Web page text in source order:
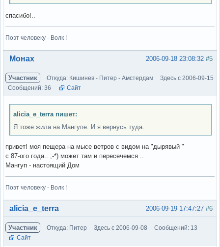
спасибо!..
Поэт человеку - Волк !
Вне форума #5
2006-09-18 23:08:32
Монах
Участник Откуда: Кишинев - Питер - Амстердам
Здесь с 2006-09-15
Сообщений: 36
Сайт
alicia_e_terra пишет:
Я тоже жила на Мангупе. И я вернусь туда.
привет! моя пещера на мысе ветров с видом на "дырявый "
с 87-ого года.. ;-*) может там и пересечемся ..
Мангуп - настоящий Дом
Поэт человеку - Волк !
Вне форума #6
2006-09-19 17:47:27
alicia_e_terra
Участник Откуда: Питер Здесь с 2006-09-08
Сообщений: 13
Сайт